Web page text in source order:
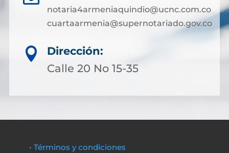
notaria4armeniaquindio@ucnc.com.co
cuartaarmenia@supernotariado.gov.co

Dirección:
Calle 20 No 15-35
• Términos y condiciones